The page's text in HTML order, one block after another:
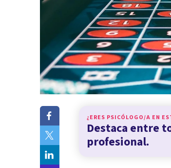
¿ERES PSICÓLOGO/A EN
Destaca entre
profesional.